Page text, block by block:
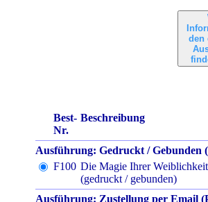
den
Best-
Nr.
Beschreibung
Ausführung: Gedruckt / Gebunden
F100 Die Magie Ihrer Weiblichkeit
(gedruckt / gebunden)
Ausführung: Zustellung per Email